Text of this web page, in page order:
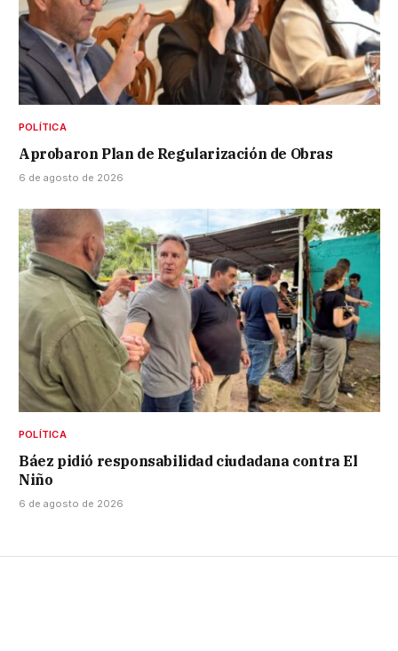
POLÍTICA
Aprobaron Plan de Regularización de Obras
6 de agosto de 2026
POLÍTICA
Báez pidió responsabilidad ciudadana contra El
Niño
6 de agosto de 2026